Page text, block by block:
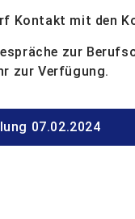
Kontakt mit den
zur
zur Verfügung.
07.02.2024